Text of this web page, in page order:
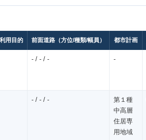
用目的 前面道路（方位/種類/幅員） 都市計画
- / - / - -
- / - / -
第１種
中高層
住居専
用地域